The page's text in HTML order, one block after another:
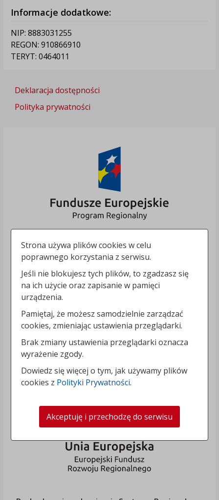
Informacje dodatkowe:
NIP: 8883031255
REGON: 910866910
TERYT: 0464011
Deklaracja dostępności
Polityka prywatności
Strona używa plików cookies w celu
poprawnego korzystania z serwisu.
Jeśli nie blokujesz tych plików, to zgadzasz się
na ich użycie oraz zapisanie w pamięci
urządzenia.
Pamiętaj, że możesz samodzielnie zarządzać
cookies, zmieniając ustawienia przeglądarki.
Brak zmiany ustawienia przeglądarki oznacza
wyrażenie zgody.
Dowiedz się więcej o tym, jak używamy plików
cookies z Polityki Prywatności.
Akceptuję i przechodzę do serwisu